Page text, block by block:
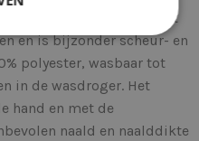
worden gebruikt
en is bijzonder scheur- en
polyester, wasbaar tot
in de wasdroger. Het
hand en met de
naald en naalddikte